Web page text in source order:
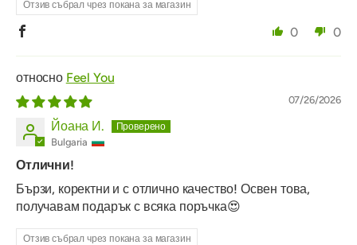
Отзив събрал чрез покана за магазин
0 0
Feel You
07/26/2026
Йоана И.
Bulgaria
Отлични!
Бързи, коректни и с отлично качество! Освен това,
получавам подарък с всяка поръчка😍
Отзив събрал чрез покана за магазин